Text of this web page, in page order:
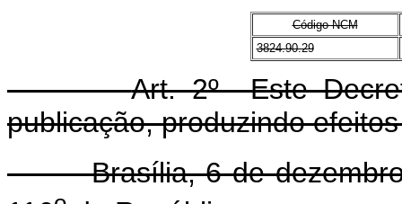
Código NCM
3824.90.29
Art. 2º Este
publicação, produzindo
Brasília, 6 de dezembro